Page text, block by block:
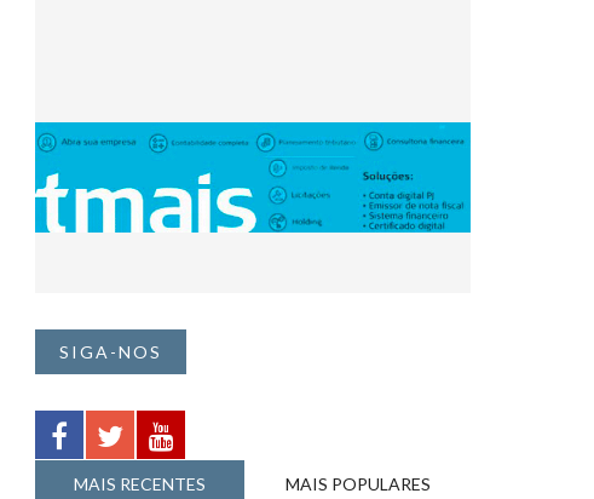
SIGA-NOS
MAIS RECENTES MAIS POPULARES